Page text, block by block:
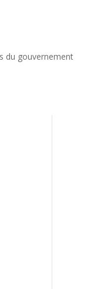
du gouvernement